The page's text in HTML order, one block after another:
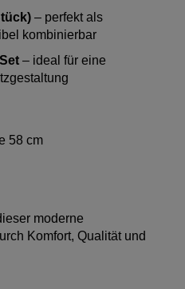
– perfekt als
kombinierbar
– ideal für eine
58 cm
moderne
Komfort, Qualität und